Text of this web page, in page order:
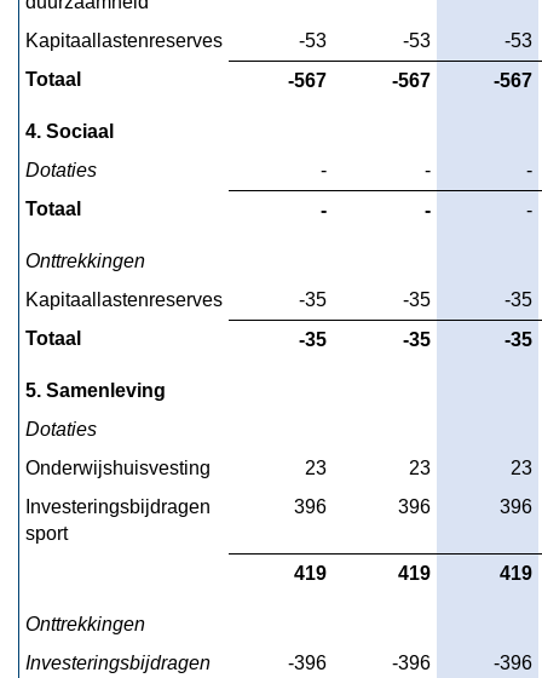
Kapitaallastenreserves
-53 -53
-53
Totaal
-567 -567 -567
4. Sociaal
Dotaties
- -
-
Totaal
- - -
Onttrekkingen
Kapitaallastenreserves
-35 -35
-35
Totaal
-35 -35 -35
5. Samenleving
Dotaties
Onderwijshuisvesting
23 23
23
Investeringsbijdragen
sport
396 396 396
419 419 419
Onttrekkingen
Investeringsbijdragen
-396 -396 -396